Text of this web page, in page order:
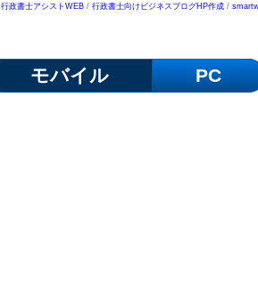
行政書士アシストWEB/ 行政書士向けビジネスブログHP作成/
モバイル PC